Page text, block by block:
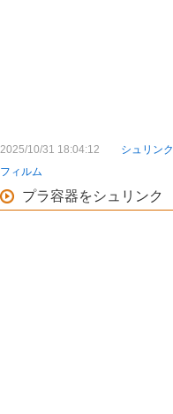
2025/10/31 18:04:12 シュリンク
フィルム
プラ容器をシュリンク